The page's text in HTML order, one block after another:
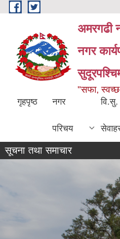
Skip to main content
अमरगढी
नगर
"सफा, स्वच्छ,
गृहपृष्ठ नगर
परिचय
वि.सु.
सूचना तथा समाचार